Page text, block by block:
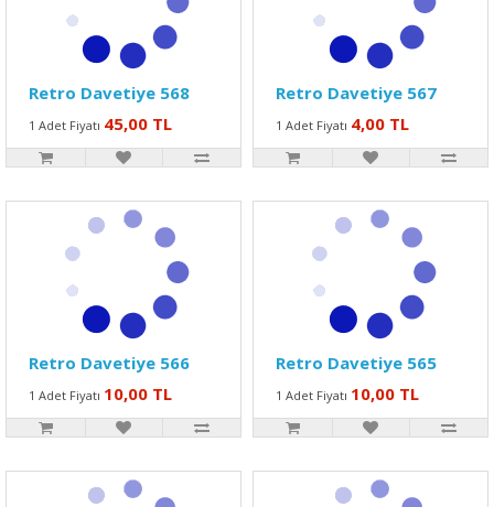
Retro Davetiye 568
1 Adet Fiyatı 45,00 TL
Retro Davetiye 567
1 Adet Fiyatı 4,00 TL
Retro Davetiye 566
1 Adet Fiyatı 10,00 TL
Retro Davetiye 565
1 Adet Fiyatı 10,00 TL